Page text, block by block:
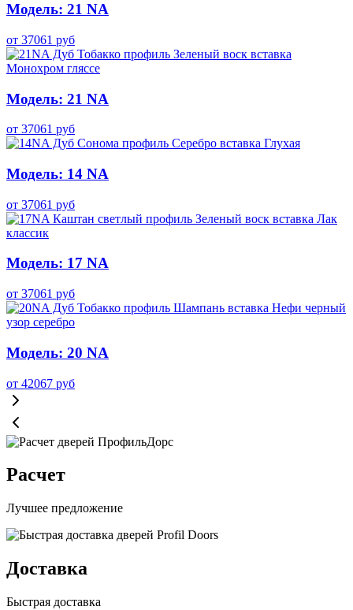
Модель: 21 NA
от 37061 руб
Модель: 21 NA
от 37061 руб
Модель: 14 NA
от 37061 руб
Модель: 17 NA
от 37061 руб
Модель: 20 NA
от 42067 руб
Расчет
Лучшее предложение
Доставка
Быстрая доставка